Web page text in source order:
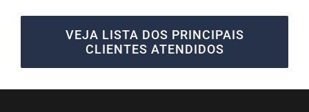
VEJA LISTA DOS PRINCIPAIS
CLIENTES ATENDIDOS